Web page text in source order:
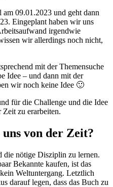
09.01.2023 und geht dann
Eingeplant haben wir uns
irgendwie
wir allerdings noch nicht,
mit der Themensuche
Idee – und dann mit der
wir noch keine Idee 🙂
für die Challenge und die Idee
Zeit zu erarbeiten.
von der Zeit?
die nötige Disziplin zu lernen.
Bekannte kaufen, ist das
Weltuntergang. Letztlich
darauf legen, dass das Buch zu